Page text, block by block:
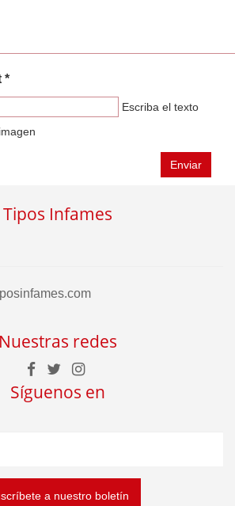
*
Escriba el texto
Enviar
Tipos Infames
Nuestras redes
Síguenos en
a nuestro boletín